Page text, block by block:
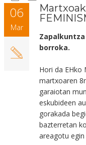
06
Mar
borroka.
Hori da EHko
martxoaren
garaiotan
eskubideen
gorakada
bazterretan
areagotu